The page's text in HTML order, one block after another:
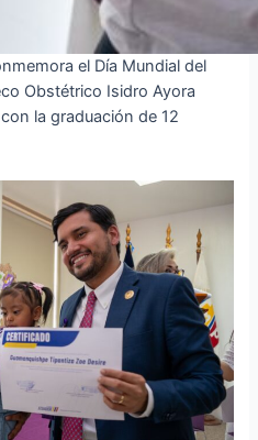
el Día Mundial del
Obstétrico Isidro Ayora
la graduación de 12